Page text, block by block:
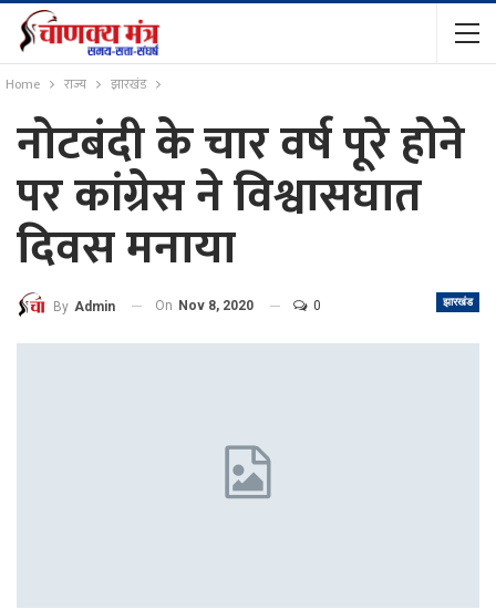
Home राज्य झारखंड
नोटबंदी के चार वर्ष पूरे होने
पर कांग्रेस ने विश्वासघात
दिवस मनाया
झारखंड
By Admin On Nov 8, 2020 0